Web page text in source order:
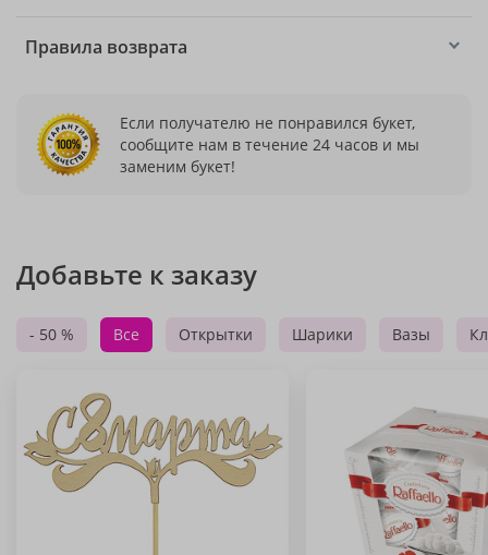
Правила возврата
Если получателю не понравился букет,
сообщите нам в течение 24 часов и мы
заменим букет!
Добавьте к заказу
- 50 % Все Открытки Шарики Вазы